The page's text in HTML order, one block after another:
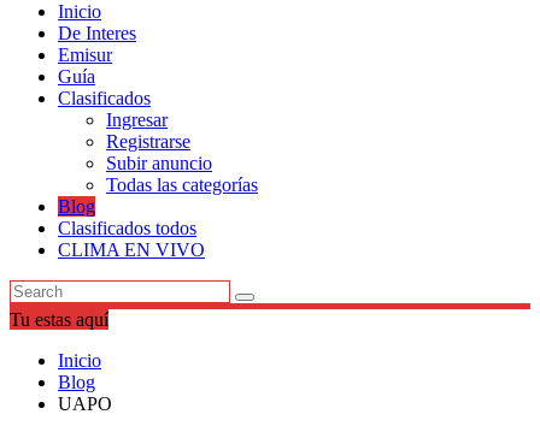
Inicio
De Interes
Emisur
Guía
Clasificados
Ingresar
Registrarse
Subir anuncio
Todas las categorías
Blog
Clasificados todos
CLIMA EN VIVO
Tu estas aquí
Inicio
Blog
UAPO